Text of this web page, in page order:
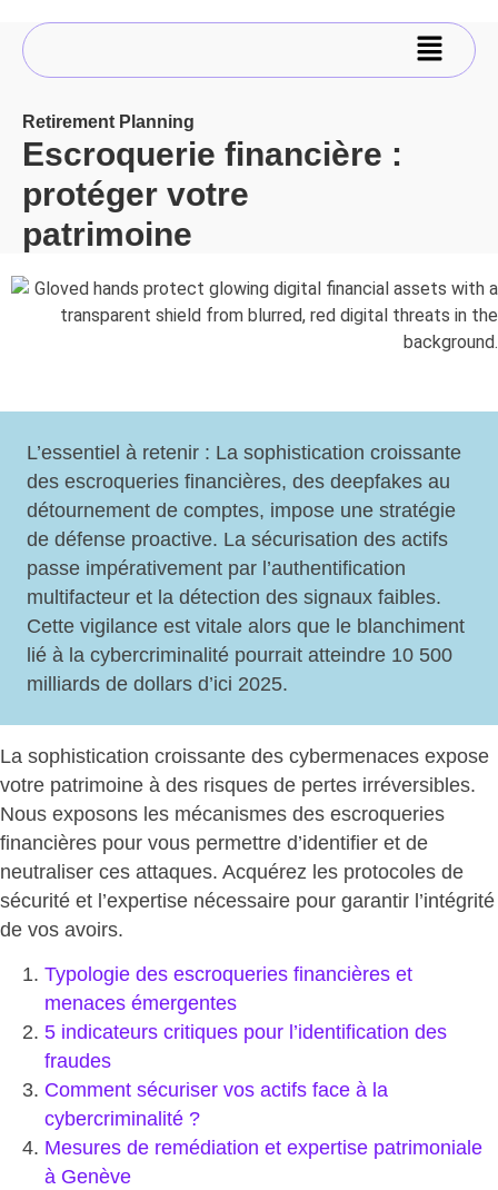
Retirement Planning
Escroquerie financière :
protéger votre
patrimoine
L’essentiel à retenir : La sophistication croissante
des escroqueries financières, des deepfakes au
détournement de comptes, impose une stratégie
de défense proactive. La sécurisation des actifs
passe impérativement par l’authentification
multifacteur et la détection des signaux faibles.
Cette vigilance est vitale alors que le blanchiment
lié à la cybercriminalité pourrait atteindre 10 500
milliards de dollars d’ici 2025.
La sophistication croissante des cybermenaces expose
votre patrimoine à des risques de pertes irréversibles.
Nous exposons les mécanismes des escroqueries
financières pour vous permettre d’identifier et de
neutraliser ces attaques. Acquérez les protocoles de
sécurité et l’expertise nécessaire pour garantir l’intégrité
de vos avoirs.
Typologie des escroqueries financières et
menaces émergentes
5 indicateurs critiques pour l’identification des
fraudes
Comment sécuriser vos actifs face à la
cybercriminalité ?
Mesures de remédiation et expertise patrimoniale
à Genève